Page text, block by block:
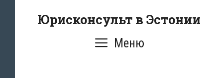
Юрисконсульт в Эстонии
Меню